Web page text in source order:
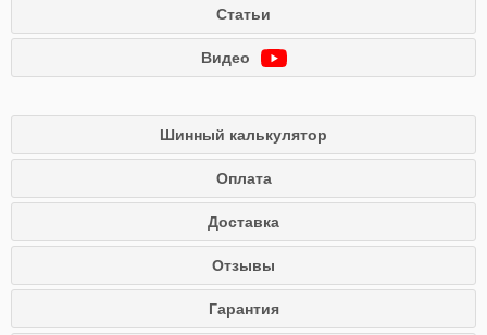
Статьи
Видео
Шинный калькулятор
Оплата
Доставка
Отзывы
Гарантия